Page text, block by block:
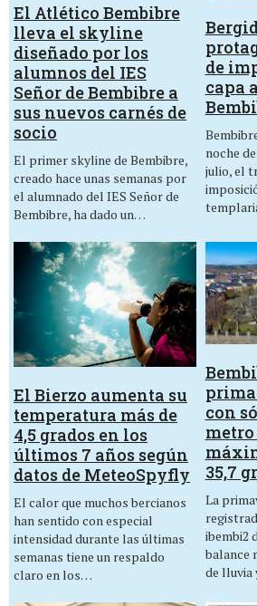
El Atlético Bembibre
lleva el skyline
diseñado por los
alumnos del IES
Señor de Bembibre a
sus nuevos carnés de
socio
El primer skyline de Bembibre,
creado hace unas semanas por
el alumnado del IES Señor de
Bembibre, ha dado un…
de
capa
noche
julio, el
El Bierzo aumenta su
temperatura más de
4,5 grados en los
últimos 7 años según
datos de MeteoSpyfly
El calor que muchos bercianos
han sentido con especial
intensidad durante las últimas
semanas tiene un respaldo
claro en los…
con
35,7
La
ibembi2
balance
de lluvia